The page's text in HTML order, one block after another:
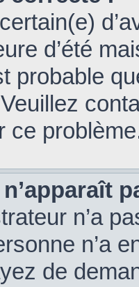
d’été
probable
ce
n’a
n’a
de